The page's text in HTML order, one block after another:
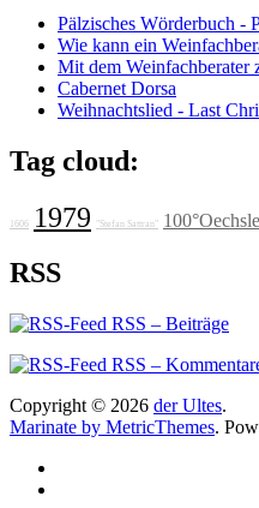
Pälzisches Wörderbuch -
Wie kann ein
Mit dem
Cabernet Dorsa
Weihnachtslied - Last
Tag cloud:
1606 1979 "Stefan Sattran" 100°Oechsle
RSS
RSS – Beiträge
RSS –
Copyright © 2026 der Ultes.
Marinate by MetricThemes.